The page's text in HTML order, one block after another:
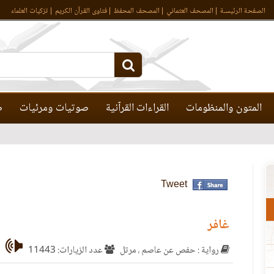
الصفحة الرئيسـة المصحف العثماني المصحف المحفظ فتاوى القرآن الكريم تزكيات العلماء
المتون والمنظومات القراءات القرآنية صوتيات ومرئيات
Tweet
غافر
رواية : حفص عن عاصم ، مرتل عدد الزيارات: 11443